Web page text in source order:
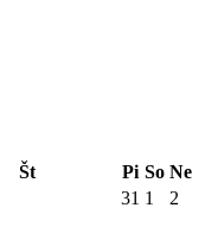
Št Pi So Ne
31 1 2